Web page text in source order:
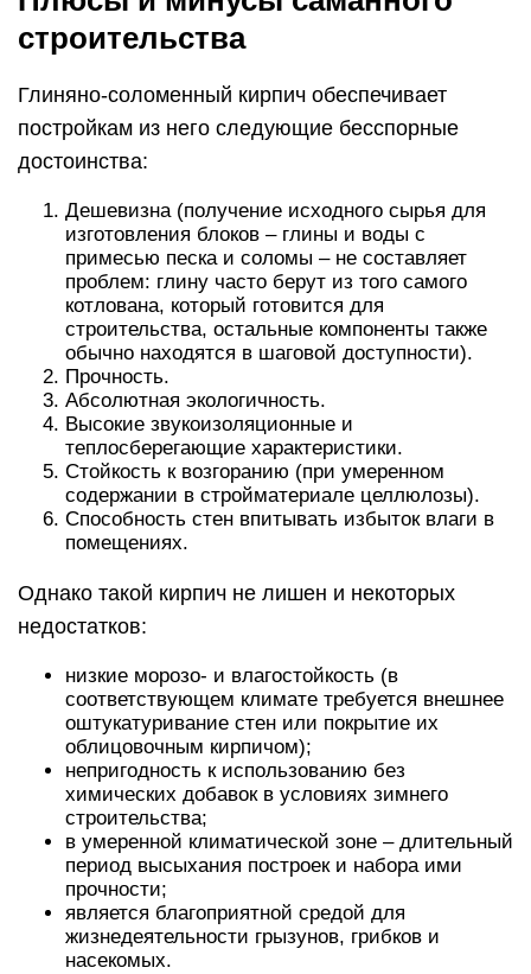
строительства
Глиняно-соломенный кирпич обеспечивает
постройкам из него следующие бесспорные
достоинства:
Дешевизна (получение исходного сырья для
изготовления блоков – глины и воды с
примесью песка и соломы – не составляет
проблем: глину часто берут из того самого
котлована, который готовится для
строительства, остальные компоненты также
обычно находятся в шаговой доступности).
Прочность.
Абсолютная экологичность.
Высокие звукоизоляционные и
теплосберегающие характеристики.
Стойкость к возгоранию (при умеренном
содержании в стройматериале целлюлозы).
Способность стен впитывать избыток влаги в
помещениях.
Однако такой кирпич не лишен и некоторых
недостатков:
низкие морозо- и влагостойкость (в
соответствующем климате требуется внешнее
оштукатуривание стен или покрытие их
облицовочным кирпичом);
непригодность к использованию без
химических добавок в условиях зимнего
строительства;
в умеренной климатической зоне – длительный
период высыхания построек и набора ими
прочности;
является благоприятной средой для
жизнедеятельности грызунов, грибков и
насекомых.